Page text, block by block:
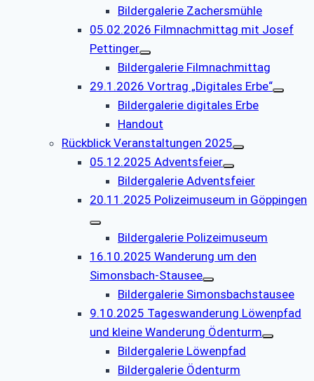
Bildergalerie Zachersmühle
05.02.2026 Filmnachmittag mit Josef
Pettinger
Bildergalerie Filmnachmittag
29.1.2026 Vortrag „Digitales Erbe“
Bildergalerie digitales Erbe
Handout
Rückblick Veranstaltungen 2025
05.12.2025 Adventsfeier
Bildergalerie Adventsfeier
20.11.2025 Polizeimuseum in Göppingen
Bildergalerie Polizeimuseum
16.10.2025 Wanderung um den
Simonsbach-Stausee
Bildergalerie Simonsbachstausee
9.10.2025 Tageswanderung Löwenpfad
und kleine Wanderung Ödenturm
Bildergalerie Löwenpfad
Bildergalerie Ödenturm